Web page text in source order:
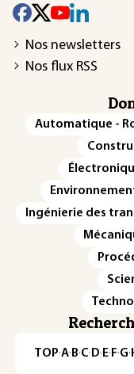
Nos newsletters
Nos flux RSS
Automatique -
Ingénierie des
TOP·A·B·C· D· E· F·G·